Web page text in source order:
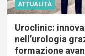
ATTUALITÀ
Uroclinic:
nell’urologia
formazione